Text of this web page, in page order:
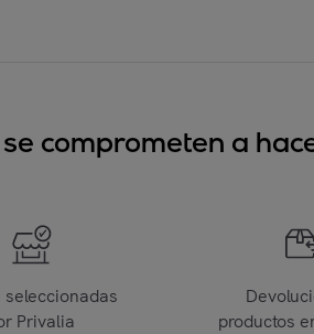
comprometen a
seleccionadas
Privalia
productos